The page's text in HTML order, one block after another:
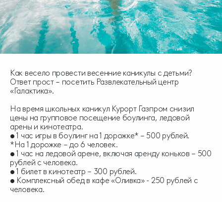
Как весело провести весенние каникулы с детьми?
Ответ прост – посетить Развлекательный центр
«Галактика».
На время школьных каникул Курорт Газпром снизил
цены на групповое посещение боулинга, ледовой
арены и кинотеатра.
• 1 час игры в боулинг на 1 дорожке* – 500 рублей.
*На 1 дорожке – до 6 человек.
• 1 час на ледовой арене, включая аренду коньков – 500
рублей с человека.
• 1 билет в кинотеатр – 300 рублей.
• Комплексный обед в кафе «Оливка» - 250 рублей с
человека.